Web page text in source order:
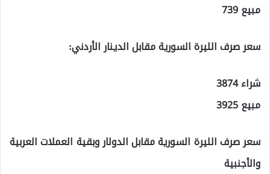
مبيع 739
سعر صرف الليرة السورية مقابل الدينار الأردني:
شراء 3874
مبيع 3925
سعر صرف الليرة السورية مقابل الدولار وبقية العملات العربية
والأجنبية